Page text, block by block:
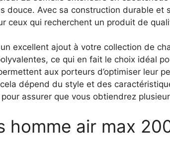
douce. Avec sa construction durable et
ceux qui recherchent un produit de
excellent ajout à votre collection de
ce qui en fait le choix idéal
aux porteurs d’optimiser leur
dépend du style et des
assurer que vous obtiendrez
homme air max